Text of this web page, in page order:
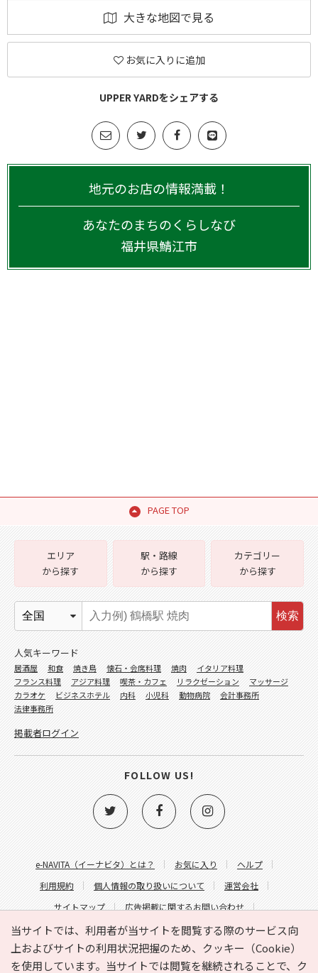
大きな地図で見る
お気に入りに追加
UPPER YARDをシェアする
地元のお店の情報満載！
あなたのまちのくらしなび
福井県鯖江市
PAGE TOP
当サイトでは、利用者が当サイトを閲覧する際のサービス向
上およびサイトの利用状況把握のため、クッキー（Cookie）
を使用しています。当サイトでは閲覧を継続されることで、ク
e-NAVITA（イーナビタ）とは？ お気に入り
ヘルプ
利用規約
個人情報の取り扱いについて
運営会社
サイトマップ
広告掲載に関するお問い合わせ
サイトの内容に関するお問い合わせ
エリア
から探す
駅・路線
から探す
カテゴリー
から探す
検索
人気キーワード
居酒屋 和食 焼き鳥 懐石・会席料理 焼肉
イタリア料理
フランス料理
アジア料理 喫茶・カフェ リラクゼーション
マッサージ
カラオケ
ビジネスホテル 内科 小児科 動物病院
会計事務所
法律事務所
掲載者ログイン
FOLLOW US!